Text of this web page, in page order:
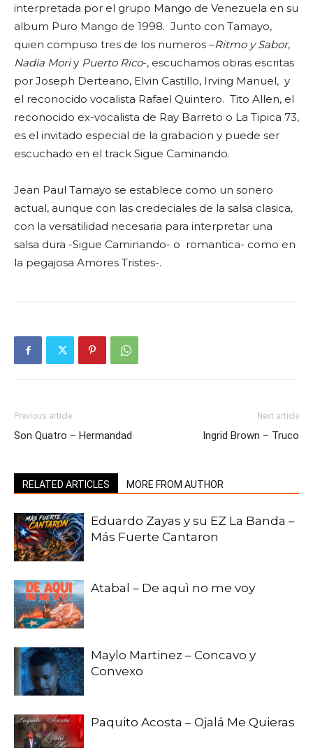
interpretada por el grupo Mango de Venezuela en su
album Puro Mango de 1998. Junto con Tamayo,
quien compuso tres de los numeros –Ritmo y Sabor,
Nadia Moriy Puerto Rico-, escuchamos obras escritas
por Joseph Derteano, Elvin Castillo, Irving Manuel, y
el reconocido vocalista Rafael Quintero. Tito Allen, el
reconocido ex-vocalista de Ray Barreto o La Tipica 73,
es el invitado especial de la grabacion y puede ser
escuchado en el track Sigue Caminando.
Jean Paul Tamayo se establece como un sonero
actual, aunque con las credeciales de la salsa clasica,
con la versatilidad necesaria para interpretar una
salsa dura -Sigue Caminando- o romantica- como en
la pegajosa Amores Tristes-.
Previous article
Son Quatro – Hermandad
Next article
Ingrid Brown – Truco
RELATED ARTICLES MORE FROM AUTHOR
Eduardo Zayas y su EZ La Banda –
Más Fuerte Cantaron
Atabal – De aquì no me voy
Maylo Martinez – Concavo y
Convexo
Paquito Acosta – Ojalá Me Quieras